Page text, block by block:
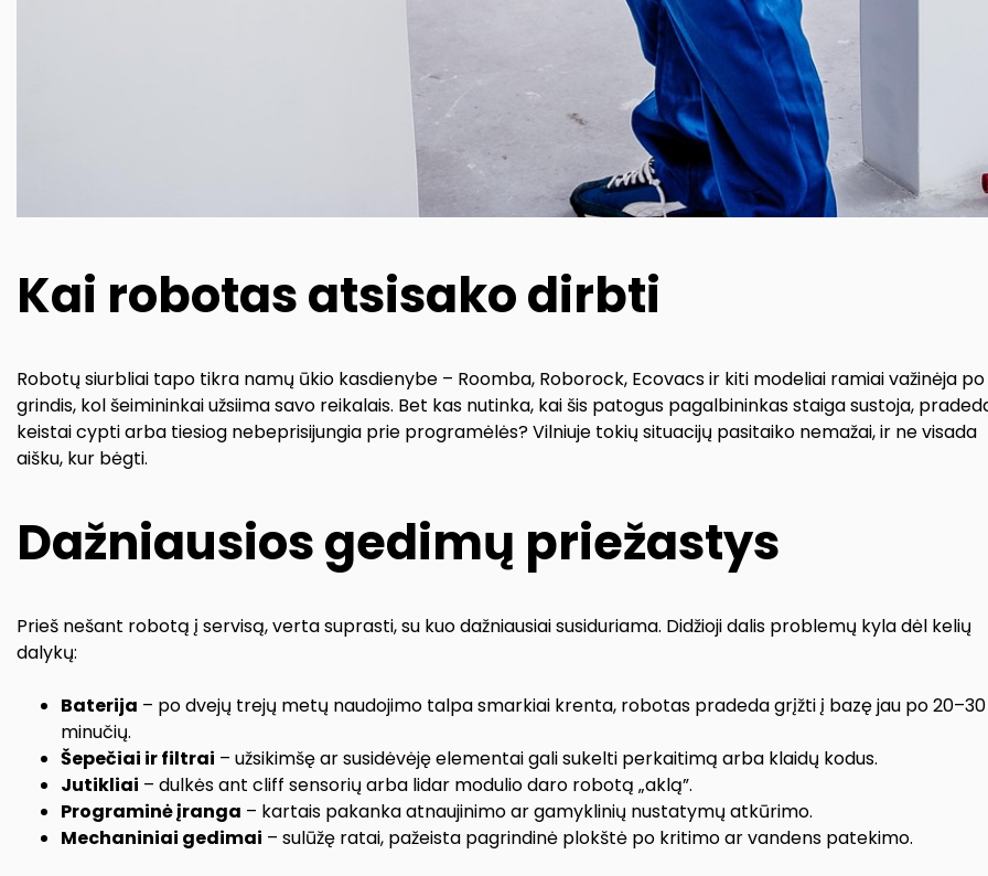
Kai robotas atsisako dirbti
Robotų siurbliai tapo tikra namų ūkio kasdienybe – Roomba, Roborock, Ecovacs ir kiti modeliai ramiai važinėja po
grindis, kol šeimininkai užsiima savo reikalais. Bet kas nutinka, kai šis patogus pagalbininkas staiga sustoja,
keistai cypti arba tiesiog nebeprisijungia prie programėlės? Vilniuje tokių situacijų pasitaiko nemažai, ir ne visada
aišku, kur bėgti.
Dažniausios gedimų priežastys
Prieš nešant robotą į servisą, verta suprasti, su kuo dažniausiai susiduriama. Didžioji dalis problemų kyla dėl kelių
dalykų:
Baterija – po dvejų trejų metų naudojimo talpa smarkiai krenta, robotas pradeda grįžti į bazę jau po 20–30
minučių.
Šepečiai ir filtrai – užsikimšę ar susidėvėję elementai gali sukelti perkaitimą arba klaidų kodus.
Jutikliai – dulkės ant cliff sensorių arba lidar modulio daro robotą „aklą”.
Programinė įranga – kartais pakanka atnaujinimo ar gamyklinių nustatymų atkūrimo.
Mechaniniai gedimai – sulūžę ratai, pažeista pagrindinė plokštė po kritimo ar vandens patekimo.